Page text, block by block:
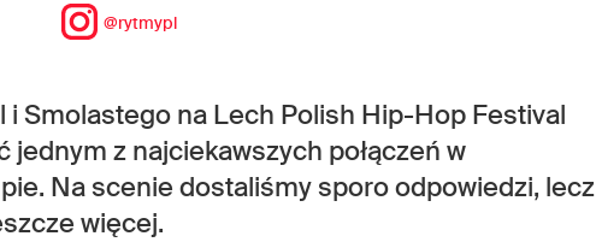
@rytmypl
i Smolastego na Lech Polish Hip-Hop Festival
jednym z najciekawszych połączeń w
Na scenie dostaliśmy sporo odpowiedzi, lecz
więcej.